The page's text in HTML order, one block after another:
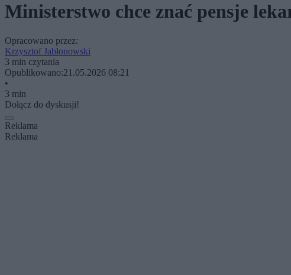
Ministerstwo chce znać pensje
Opracowano przez:
Krzysztof Jabłonowski
3 min czytania
Opublikowano:21.05.2026 08:21
•
3 min
Dołącz do dyskusji!
Reklama
Reklama